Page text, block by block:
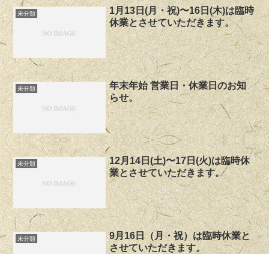
未分類
1月13日(月・祝)〜16日(木)は臨時
休業とさせていただきます。
未分類
年末年始 営業日・休業日のお知
らせ。
未分類
12月14日(土)〜17日(火)は臨時休
業とさせていただきます。
未分類
9月16日（月・祝）は臨時休業と
させていただきます。